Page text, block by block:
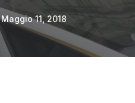
Maggio 11, 2018